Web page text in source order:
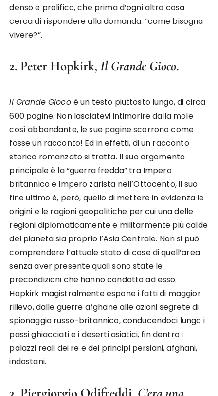
denso e prolifico, che prima d’ogni altra cosa
cerca di rispondere alla domanda: “come bisogna
vivere?”.
2. Peter Hopkirk,Il Grande Gioco.
Il Grande Gioco è un testo piuttosto lungo, di circa
600 pagine. Non lasciatevi intimorire dalla mole
così abbondante, le sue pagine scorrono come
fosse un racconto! Ed in effetti, di un racconto
storico romanzato si tratta. Il suo argomento
principale è la “guerra fredda” tra Impero
britannico e Impero zarista nell’Ottocento, il suo
fine ultimo è, però, quello di mettere in evidenza le
origini e le ragioni geopolitiche per cui una delle
regioni diplomaticamente e militarmente più calde
del pianeta sia proprio l’Asia Centrale. Non si può
comprendere l’attuale stato di cose di quell’area
senza aver presente quali sono state le
precondizioni che hanno condotto ad esso.
Hopkirk magistralmente espone i fatti di maggior
rilievo, dalle guerre afghane alle azioni segrete di
spionaggio russo-britannico, conducendoci lungo i
passi ghiacciati e i deserti asiatici, fin dentro i
palazzi reali dei re e dei principi persiani, afghani,
indostani.
3. Piergiorgio Odifreddi, C’era una